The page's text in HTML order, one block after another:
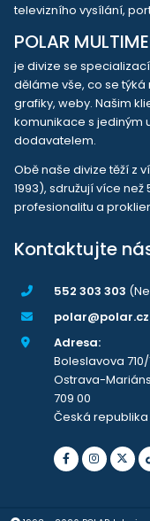
televizního vysílání,
POLAR
je divize se
děláme vše, co se
grafiky, weby. Našim
komunikace s jediným
dodavatelem.
Obě naše divize těží z
1993), sdružují více
profesionalitu a
Kontaktujte
552 303 303
polar@polar.cz
Adresa:
Boleslavova 710/
Ostrava-
709 00
Česká republika